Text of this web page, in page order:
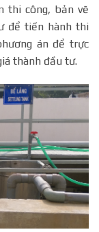
thi công, bản vẽ
để tiến hành thi
án để trực
thành đầu tư.